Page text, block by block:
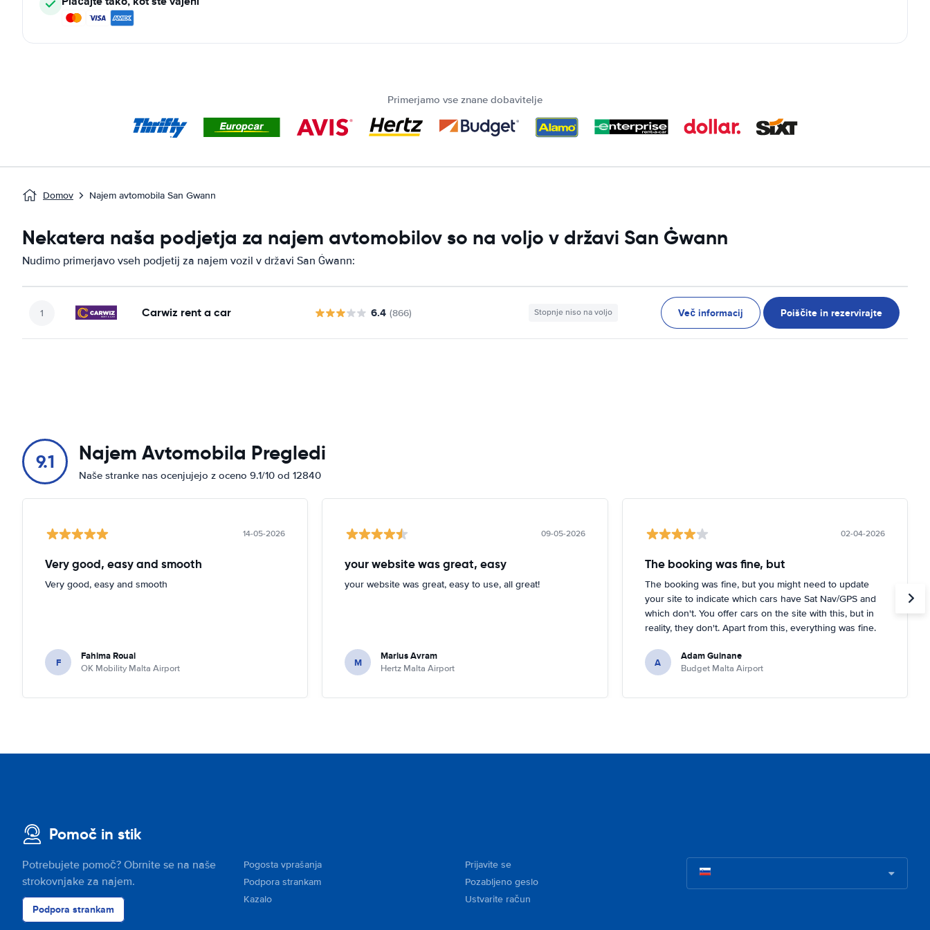
Primerjamo vse znane dobavitelje
Domov Najem avtomobila San Gwann
Nekatera naša podjetja za najem avtomobilov so na voljo v državi San Ġwann
Nudimo primerjavo vseh podjetij za najem vozil v državi San Ġwann:
Carwiz rent a car 6.4 (866) Stopnje niso na voljo Več informacij Poiščite in rezervirajte
9.1 Najem Avtomobila Pregledi
Naše stranke nas ocenjujejo z oceno 9.1/10 od 12840
14-05-2026
Very good, easy and smooth
Very good, easy and smooth
F Fahima Rouai
OK Mobility Malta Airport
09-05-2026
your website was great, easy
your website was great, easy to use, all great!
M Marius Avram
Hertz Malta Airport
02-04-2026
The booking was fine, but
The booking was fine, but you might need to update
your site to indicate which cars have Sat Nav/GPS and
which don't. You offer cars on the site with this, but in
reality, they don't. Apart from this, everything was fine.
A Adam Guinane
Budget Malta Airport
Pomoč in stik
Potrebujete pomoč? Obrnite se na naše
strokovnjake za najem.
Podpora strankam
Pogosta vprašanja
Podpora strankam
Kazalo
Prijavite se
Pozabljeno geslo
Ustvarite račun